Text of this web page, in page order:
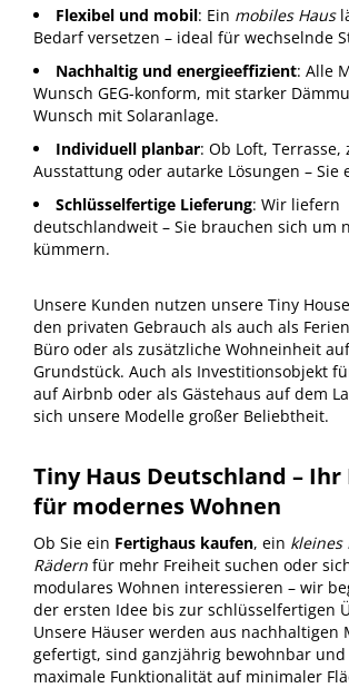
Flexibel und mobil: Ein mobiles Haus
Bedarf versetzen – ideal für wechselnde
Nachhaltig und energieeffizient: Alle
Wunsch GEG-konform, mit starker
Wunsch mit Solaranlage.
Individuell planbar: Ob Loft, Terrasse,
Ausstattung oder autarke Lösungen – Sie
Schlüsselfertige Lieferung: Wir liefern
deutschlandweit – Sie brauchen sich um
kümmern.
Unsere Kunden nutzen unsere Tiny
den privaten Gebrauch als auch als
Büro oder als zusätzliche Wohneinheit
Grundstück. Auch als Investitionsobjekt
auf Airbnb oder als Gästehaus auf dem
sich unsere Modelle großer Beliebtheit.
Tiny Haus Deutschland –
für modernes Wohnen
Ob Sie ein Fertighaus kaufen, ein kleines
Rädern für mehr Freiheit suchen oder
modulares Wohnen interessieren – wir
der ersten Idee bis zur schlüsselfertigen
Unsere Häuser werden aus nachhaltigen
gefertigt, sind ganzjährig bewohnbar
maximale Funktionalität auf minimaler